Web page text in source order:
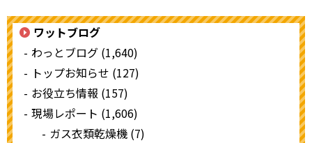
ワットブログ
わっとブログ (1,640)
トップお知らせ (127)
お役立ち情報 (157)
現場レポート (1,606)
ガス衣類乾燥機 (7)